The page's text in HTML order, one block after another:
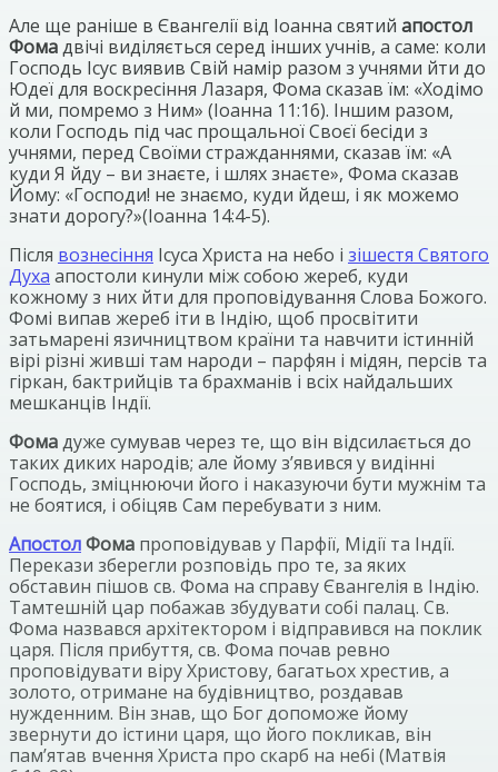
Але ще раніше в Євангелії від Іоанна святий апостол
Фомадвічі виділяється серед інших учнів, а саме: коли
Господь Ісус виявив Свій намір разом з учнями йти до
Юдеї для воскресіння Лазаря, Фома сказав їм: «Ходімо
й ми, помремо з Ним» (Іоанна 11:16). Іншим разом,
коли Господь під час прощальної Своєї бесіди з
учнями, перед Своїми стражданнями, сказав їм: «А
куди Я йду – ви знаєте, і шлях знаєте», Фома сказав
Йому: «Господи! не знаємо, куди йдеш, і як можемо
знати дорогу?»(Іоанна 14:4-5).
Після вознесіння Ісуса Христа на небо і зішестя Святого
Духа апостоли кинули між собою жереб, куди
кожному з них йти для проповідування Слова Божого.
Фомі випав жереб іти в Індію, щоб просвітити
затьмарені язичництвом країни та навчити істинній
вірі різні живші там народи – парфян і мідян, персів та
гіркан, бактрийців та брахманів і всіх найдальших
мешканців Індії.
Фомадуже сумував через те, що він відсилається до
таких диких народів; але йому з’явився у видінні
Господь, зміцнюючи його і наказуючи бути мужнім та
не боятися, і обіцяв Сам перебувати з ним.
АпостолФома проповідував у Парфії, Мідії та Індії.
Перекази зберегли розповідь про те, за яких
обставин пішов св. Фома на справу Євангелія в Індію.
Тамтешній цар побажав збудувати собі палац. Св.
Фома назвався архітектором і відправився на поклик
царя. Після прибуття, св. Фома почав ревно
проповідувати віру Христову, багатьох хрестив, а
золото, отримане на будівництво, роздавав
нужденним. Він знав, що Бог допоможе йому
звернути до істини царя, що його покликав, він
пам’ятав вчення Христа про скарб на небі (Матвія